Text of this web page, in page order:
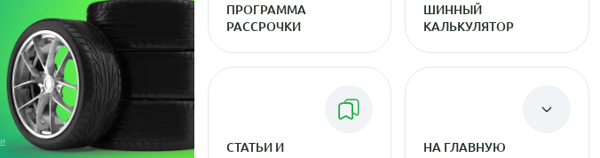
ПРОГРАММА
РАССРОЧКИ
ШИННЫЙ
КАЛЬКУЛЯТОР
СТАТЬИ И
НА ГЛАВНУЮ